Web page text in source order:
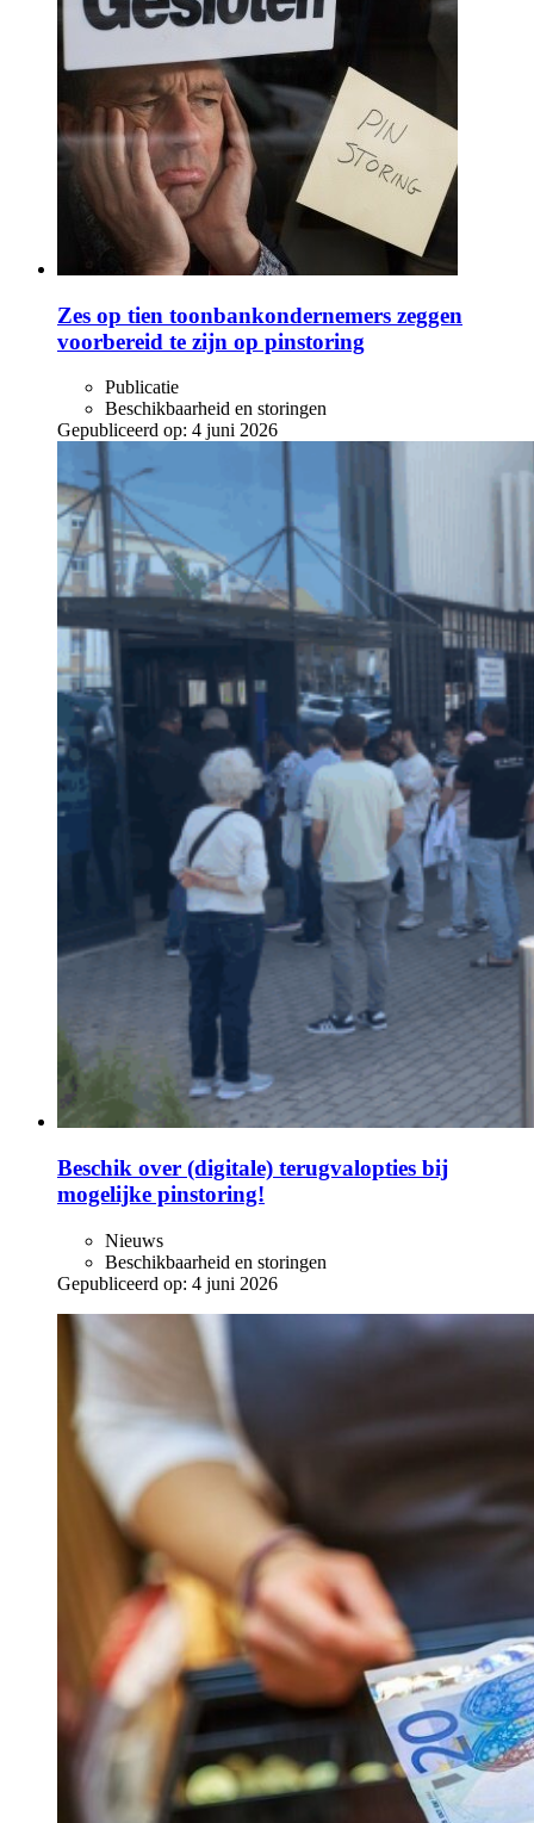
Zes op tien toonbankondernemers zeggen
voorbereid te zijn op pinstoring
Publicatie
Beschikbaarheid en storingen
Gepubliceerd op: 4 juni 2026
Beschik over (digitale) terugvalopties bij
mogelijke pinstoring!
Nieuws
Beschikbaarheid en storingen
Gepubliceerd op: 4 juni 2026